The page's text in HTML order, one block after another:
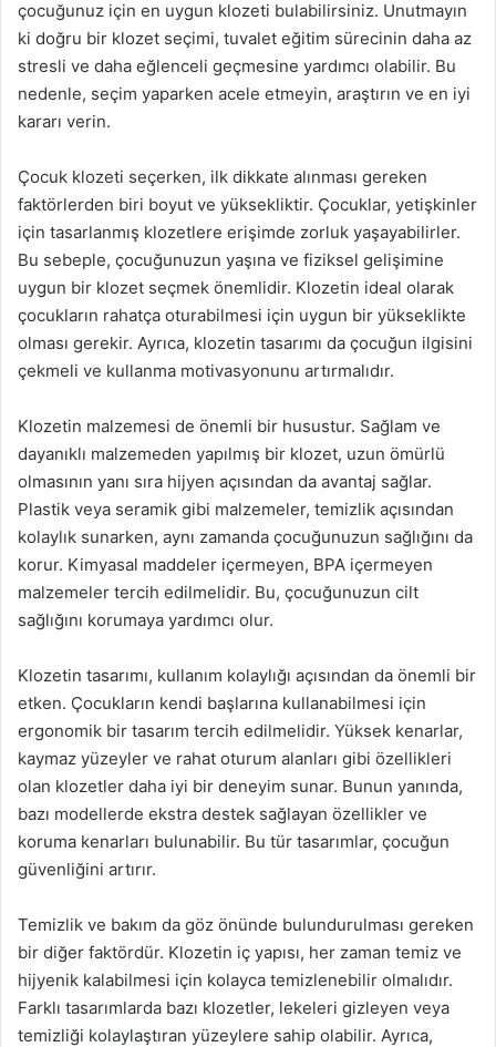
çocuğunuz için en uygun klozeti bulabilirsiniz. Unutmayın
ki doğru bir klozet seçimi, tuvalet eğitim sürecinin daha az
stresli ve daha eğlenceli geçmesine yardımcı olabilir. Bu
nedenle, seçim yaparken acele etmeyin, araştırın ve en iyi
kararı verin.
Çocuk klozeti seçerken, ilk dikkate alınması gereken
faktörlerden biri boyut ve yüksekliktir. Çocuklar, yetişkinler
için tasarlanmış klozetlere erişimde zorluk yaşayabilirler.
Bu sebeple, çocuğunuzun yaşına ve fiziksel gelişimine
uygun bir klozet seçmek önemlidir. Klozetin ideal olarak
çocukların rahatça oturabilmesi için uygun bir yükseklikte
olması gerekir. Ayrıca, klozetin tasarımı da çocuğun ilgisini
çekmeli ve kullanma motivasyonunu artırmalıdır.
Klozetin malzemesi de önemli bir husustur. Sağlam ve
dayanıklı malzemeden yapılmış bir klozet, uzun ömürlü
olmasının yanı sıra hijyen açısından da avantaj sağlar.
Plastik veya seramik gibi malzemeler, temizlik açısından
kolaylık sunarken, aynı zamanda çocuğunuzun sağlığını da
korur. Kimyasal maddeler içermeyen, BPA içermeyen
malzemeler tercih edilmelidir. Bu, çocuğunuzun cilt
sağlığını korumaya yardımcı olur.
Klozetin tasarımı, kullanım kolaylığı açısından da önemli bir
etken. Çocukların kendi başlarına kullanabilmesi için
ergonomik bir tasarım tercih edilmelidir. Yüksek kenarlar,
kaymaz yüzeyler ve rahat oturum alanları gibi özellikleri
olan klozetler daha iyi bir deneyim sunar. Bunun yanında,
bazı modellerde ekstra destek sağlayan özellikler ve
koruma kenarları bulunabilir. Bu tür tasarımlar, çocuğun
güvenliğini artırır.
Temizlik ve bakım da göz önünde bulundurulması gereken
bir diğer faktördür. Klozetin iç yapısı, her zaman temiz ve
hijyenik kalabilmesi için kolayca temizlenebilir olmalıdır.
Farklı tasarımlarda bazı klozetler, lekeleri gizleyen veya
temizliği kolaylaştıran yüzeylere sahip olabilir. Ayrıca,